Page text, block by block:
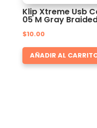
Klip Xtreme Usb
05 M Gray
$10.00
AÑADIR AL